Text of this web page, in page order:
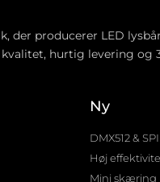
der producerer LED
hurtig levering og
Ny
DMX512 & SPI
Høj
Mini skæring